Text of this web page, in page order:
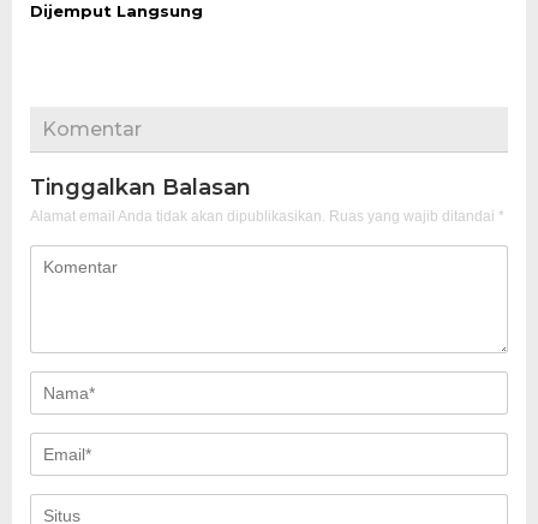
Dijemput Langsung
Komentar
Tinggalkan Balasan
Alamat email Anda tidak akan dipublikasikan. Ruas yang wajib ditandai *